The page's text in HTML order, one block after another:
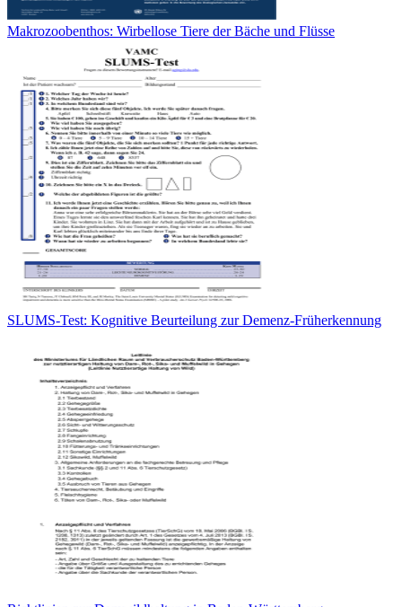
Makrozoobenthos: Wirbellose Tiere der Bäche und Flüsse
SLUMS-Test: Kognitive Beurteilung zur Demenz-Früherkennung